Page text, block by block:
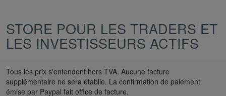
STORE POUR LES TRADERS ET
LES INVESTISSEURS ACTIFS
Tous les prix s'entendent hors TVA. Aucune facture
supplémentaire ne sera établie. La confirmation de paiement
émise par Paypal fait office de facture.